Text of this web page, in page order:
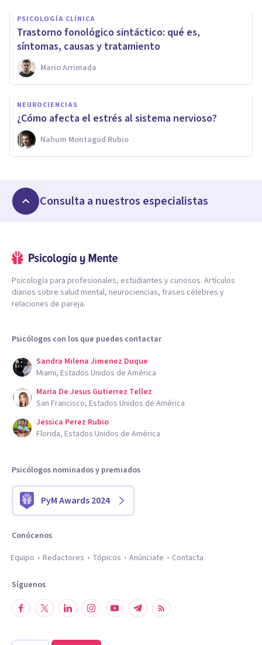
PSICOLOGÍA CLÍNICA
Trastorno fonológico sintáctico: qué es,
síntomas, causas y tratamiento
Mario Arrimada
NEUROCIENCIAS
¿Cómo afecta el estrés al sistema nervioso?
Nahum Montagud Rubio
Consulta a nuestros especialistas
Psicología para profesionales, estudiantes y curiosos. Artículos
diarios sobre salud mental, neurociencias, frases célebres y
relaciones de pareja.
Psicólogos con los que puedes contactar
Sandra Milena Jimenez Duque
Miami, Estados Unidos de América
Maria De Jesus Gutierrez Tellez
San Francisco, Estados Unidos de América
Jessica Perez Rubio
Florida, Estados Unidos de América
Psicólogos nominados y premiados
PyM Awards 2024
Conócenos
Equipo
Redactores Tópicos Anúnciate Contacta
Síguenos